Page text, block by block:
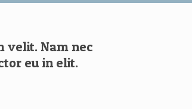
velit. Nam nec
eu in elit.